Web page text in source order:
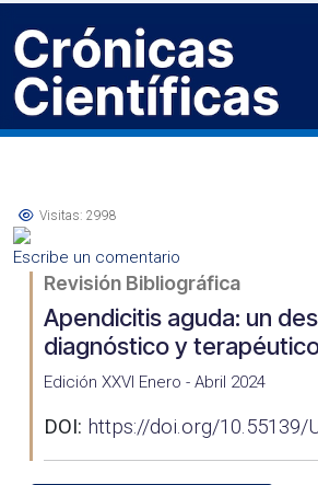
Visitas: 2998
Escribe un comentario
Revisión Bibliográfica
Apendicitis aguda: un
diagnóstico y
Edición XXVI Enero - Abril 2024
DOI: https://doi.org/10.55139/